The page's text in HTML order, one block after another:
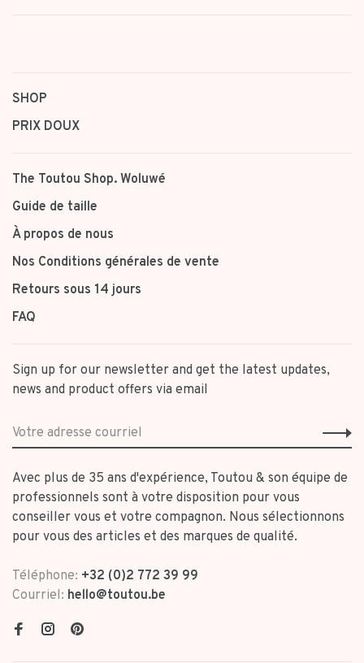
SHOP
PRIX DOUX
The Toutou Shop. Woluwé
Guide de taille
À propos de nous
Nos Conditions générales de vente
Retours sous 14 jours
FAQ
Sign up for our newsletter and get the latest updates,
news and product offers via email
Avec plus de 35 ans d'expérience, Toutou & son équipe de
professionnels sont à votre disposition pour vous
conseiller vous et votre compagnon. Nous sélectionnons
pour vous des articles et des marques de qualité.
Téléphone: +32 (0)2 772 39 99
Courriel: hello@toutou.be